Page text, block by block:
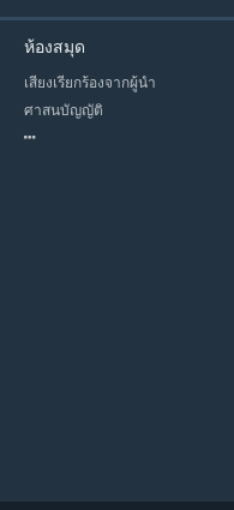
ห้องสมุด
เสียงเรียกร้องจากผู้นำ
ศาสนบัญญัติ